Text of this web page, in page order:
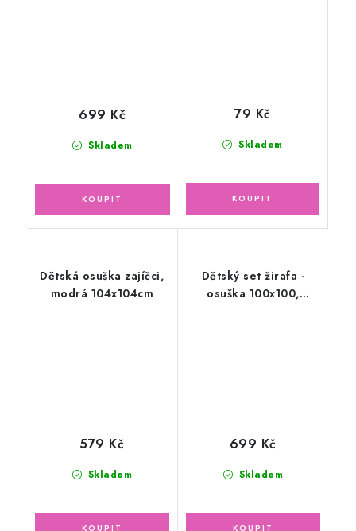
Skladem
699 Kč
Skladem
79 Kč
Dětská osuška zajíčci,
modrá 104x104cm
Skladem
579 Kč
Dětský set žirafa -
osuška 100x100,
Skladem
699 Kč